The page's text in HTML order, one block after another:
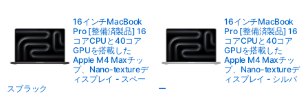
16インチMacBook
Pro [整備済製品] 16
コアCPUと40コア
GPUを搭載した
Apple M4 Maxチッ
プ、Nano-textureデ
ィスプレイ - スペー
スブラック
16インチMacBook
Pro [整備済製品] 16
コアCPUと40コア
GPUを搭載した
Apple M4 Maxチッ
プ、Nano-textureデ
ィスプレイ - シルバ
ー